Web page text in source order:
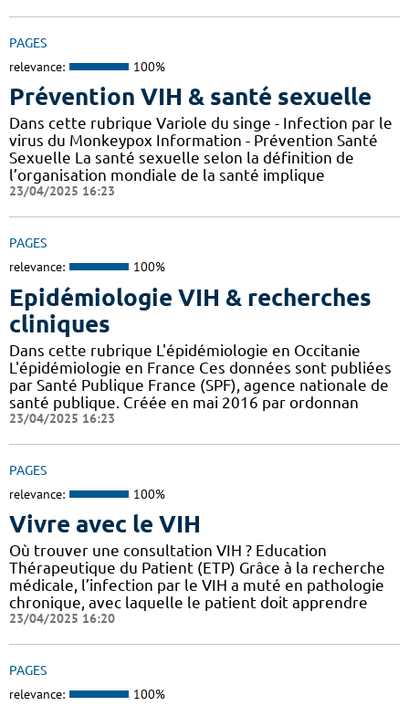
PAGES
relevance: 100%
Prévention VIH & santé sexuelle
Dans cette rubrique Variole du singe - Infection par le
virus du Monkeypox Information - Prévention Santé
Sexuelle La santé sexuelle selon la définition de
l’organisation mondiale de la santé implique
23/04/2025 16:23
PAGES
relevance: 100%
Epidémiologie VIH & recherches
cliniques
Dans cette rubrique L'épidémiologie en Occitanie
L'épidémiologie en France Ces données sont publiées
par Santé Publique France (SPF), agence nationale de
santé publique. Créée en mai 2016 par ordonnan
23/04/2025 16:23
PAGES
relevance: 100%
Vivre avec le VIH
Où trouver une consultation VIH ? Education
Thérapeutique du Patient (ETP) Grâce à la recherche
médicale, l’infection par le VIH a muté en pathologie
chronique, avec laquelle le patient doit apprendre
23/04/2025 16:20
PAGES
relevance: 100%